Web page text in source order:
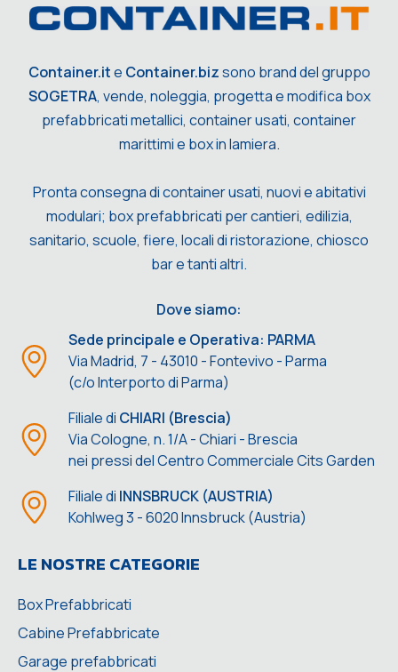
Container.ite Container.bizsono brand del gruppo
SOGETRA, vende, noleggia, progetta e modifica box
prefabbricati metallici, container usati, container
marittimi e box in lamiera.
Pronta consegna di container usati, nuovi e abitativi
modulari; box prefabbricati per cantieri, edilizia,
sanitario, scuole, fiere, locali di ristorazione, chiosco
bar e tanti altri.
Dove siamo:
Sede principale e Operativa: PARMA
Via Madrid, 7 - 43010 - Fontevivo - Parma
(c/o Interporto di Parma)
Filiale di CHIARI (Brescia)
Via Cologne, n. 1/A - Chiari - Brescia
nei pressi del Centro Commerciale Cits Garden
Filiale di INNSBRUCK (AUSTRIA)
Kohlweg 3 - 6020 Innsbruck (Austria)
LE NOSTRE CATEGORIE
Box Prefabbricati
Cabine Prefabbricate
Garage prefabbricati